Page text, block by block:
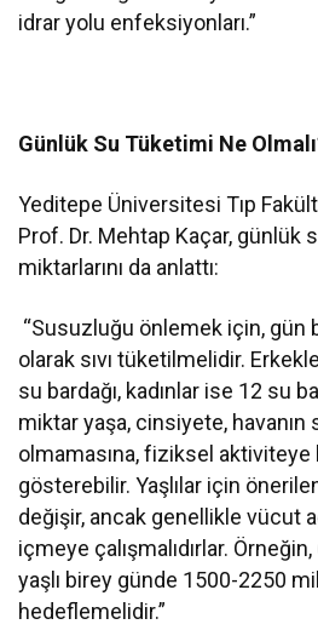
idrar yolu enfeksiyonları.”
Günlük Su Tüketimi Ne
Yeditepe Üniversitesi Tıp
Prof. Dr. Mehtap Kaçar, günlük
miktarlarını da anlattı:
“Susuzluğu önlemek için, gün
olarak sıvı tüketilmelidir.
su bardağı, kadınlar ise 12 su
miktar yaşa, cinsiyete, havanın
olmamasına, fiziksel aktiviteye
gösterebilir. Yaşlılar için
değişir, ancak genellikle vücut
içmeye çalışmalıdırlar. Örneğin,
yaşlı birey günde 1500-2250
hedeflemelidir.”